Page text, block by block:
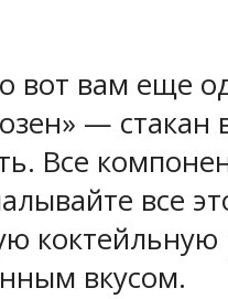
вот вам еще
— стакан
Все
все
вкусом.